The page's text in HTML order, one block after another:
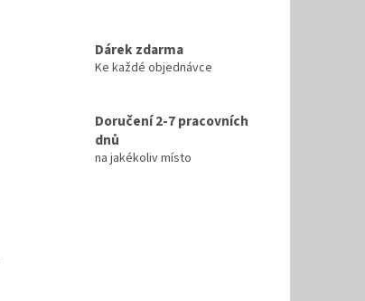
Dárek zdarma
Ke každé objednávce
Doručení 2-7 pracovních
dnů
na jakékoliv místo